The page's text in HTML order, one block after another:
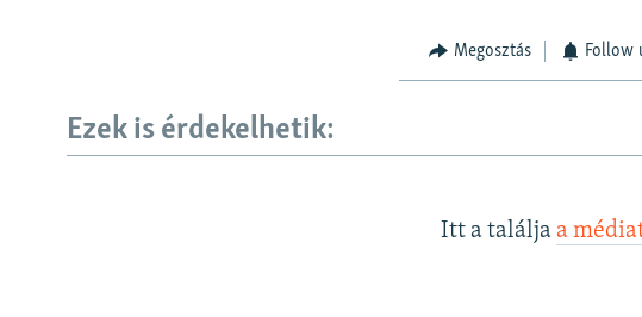
Megosztás Follow
Ezek is érdekelhetik:
Itt a találja a